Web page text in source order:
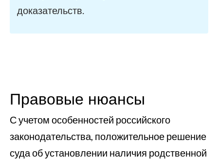
доказательств.
Правовые нюансы
С учетом особенностей российского
законодательства, положительное решение
суда об установлении наличия родственной